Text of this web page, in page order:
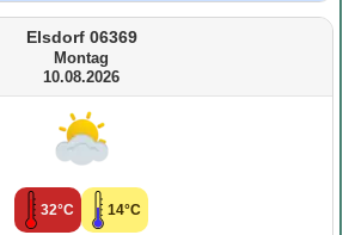
Elsdorf 06369
Montag
10.08.2026
32°C 14°C